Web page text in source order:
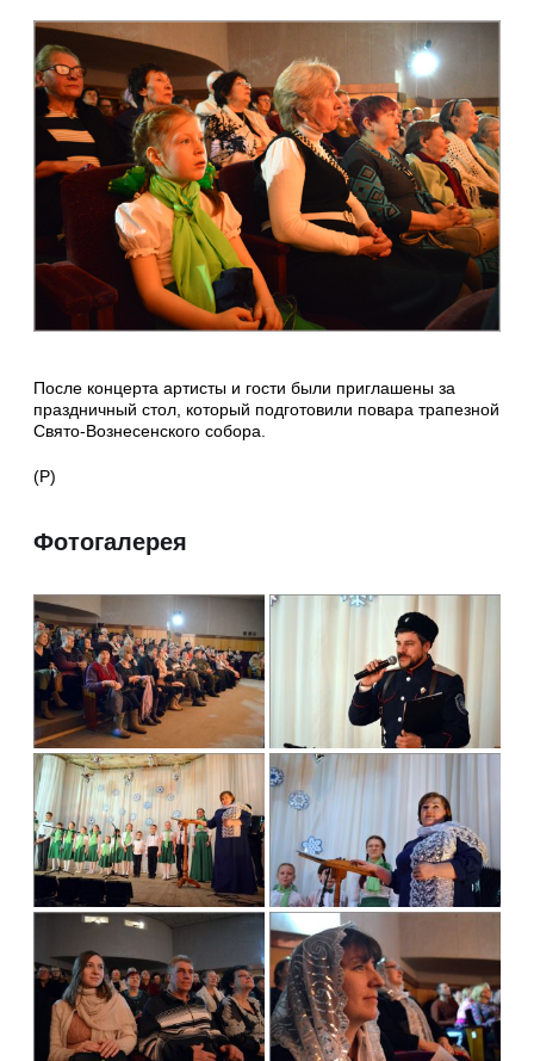
После концерта артисты и гости были приглашены за
праздничный стол, который подготовили повара трапезной
Свято-Вознесенского собора.
(Р)
Фотогалерея